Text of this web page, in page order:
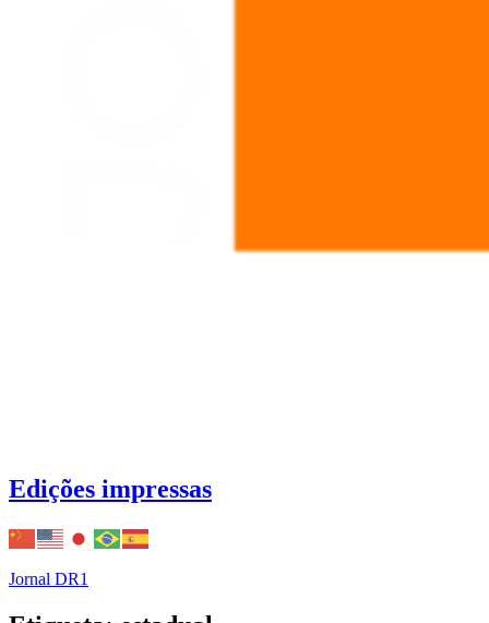
Edições impressas
Jornal DR1